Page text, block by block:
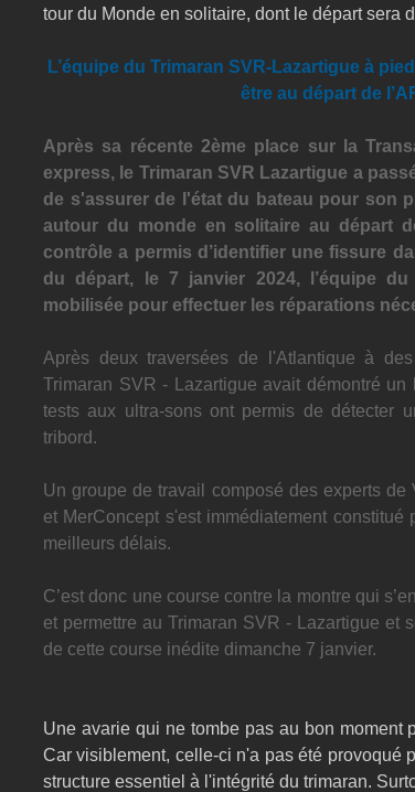
tour du Monde en solitaire, dont le départ sera
L’équipe du Trimaran SVR-Lazartigue à
être au départ de
Après sa récente 2ème place sur la
express, le Trimaran SVR Lazartigue a
de s'assurer de l'état du bateau pour son
autour du monde en solitaire au départ
contrôle a permis d’identifier une fissure
du départ, le 7 janvier 2024, l’équipe
mobilisée pour effectuer les réparations
Après deux traversées de l'Atlantique à
Trimaran SVR - Lazartigue avait démontré
tests aux ultra-sons ont permis de détecter
tribord.
Un groupe de travail composé des experts
et MerConcept s'est immédiatement
meilleurs délais.
C’est donc une course contre la montre qui
et permettre au Trimaran SVR - Lazartigue et
de cette course inédite dimanche 7 janvier.
Une avarie qui ne tombe pas au bon moment
Car visiblement, celle-ci n'a pas été provoqué
structure essentiel à l'intégrité du trimaran.